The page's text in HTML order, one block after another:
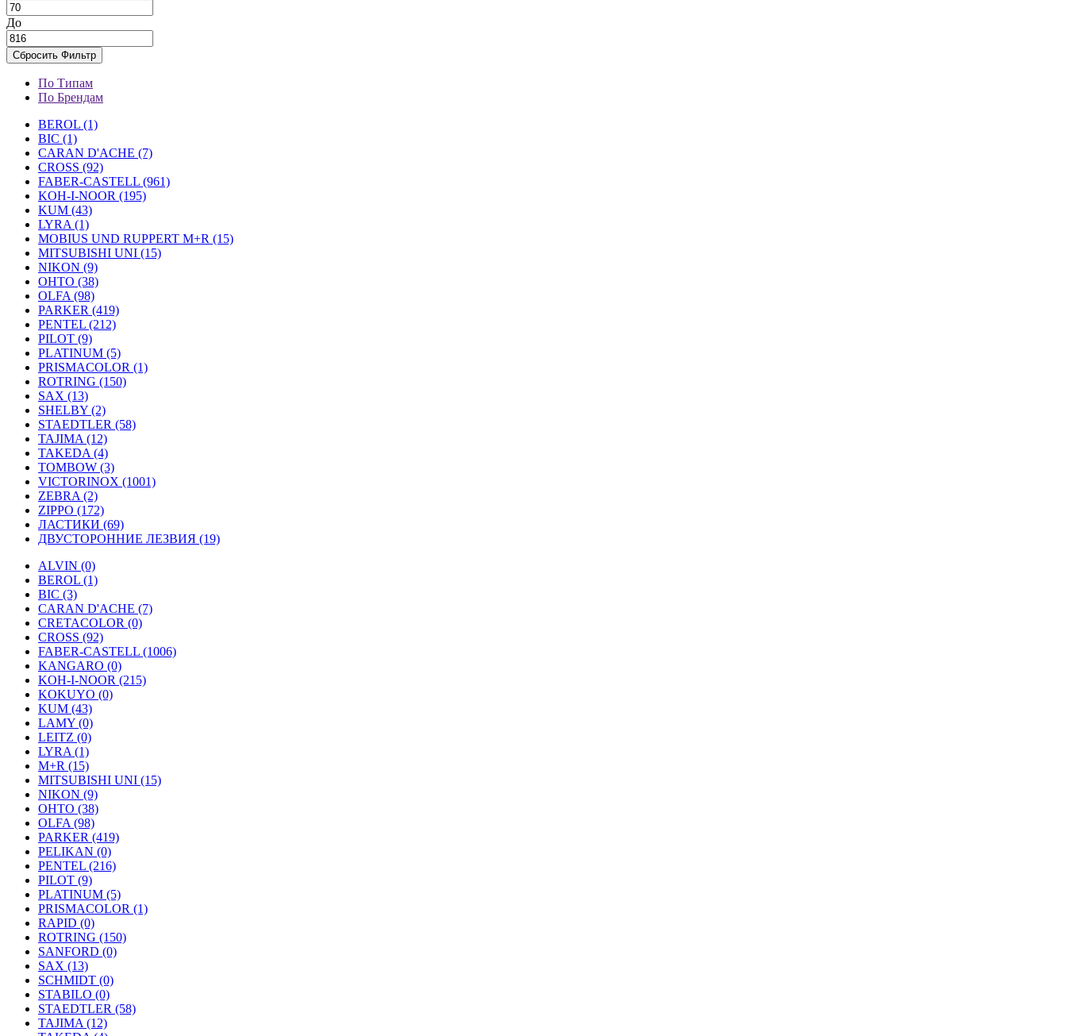
До
Сбросить Фильтр
По Типам
По Брендам
BEROL (1)
BIC (1)
CARAN D'ACHE (7)
CROSS (92)
FABER-CASTELL (961)
KOH-I-NOOR (195)
KUM (43)
LYRA (1)
MOBIUS UND RUPPERT M+R (15)
MITSUBISHI UNI (15)
NIKON (9)
OHTO (38)
OLFA (98)
PARKER (419)
PENTEL (212)
PILOT (9)
PLATINUM (5)
PRISMACOLOR (1)
ROTRING (150)
SAX (13)
SHELBY (2)
STAEDTLER (58)
TAJIMA (12)
TAKEDA (4)
TOMBOW (3)
VICTORINOX (1001)
ZEBRA (2)
ZIPPO (172)
ЛАСТИКИ (69)
ДВУСТОРОННИЕ ЛЕЗВИЯ (19)
ALVIN (0)
BEROL (1)
BIC (3)
CARAN D'ACHE (7)
CRETACOLOR (0)
CROSS (92)
FABER-CASTELL (1006)
KANGARO (0)
KOH-I-NOOR (215)
KOKUYO (0)
KUM (43)
LAMY (0)
LEITZ (0)
LYRA (1)
M+R (15)
MITSUBISHI UNI (15)
NIKON (9)
OHTO (38)
OLFA (98)
PARKER (419)
PELIKAN (0)
PENTEL (216)
PILOT (9)
PLATINUM (5)
PRISMACOLOR (1)
RAPID (0)
ROTRING (150)
SANFORD (0)
SAX (13)
SCHMIDT (0)
STABILO (0)
STAEDTLER (58)
TAJIMA (12)